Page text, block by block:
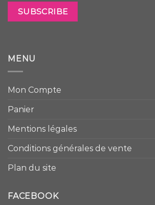
MENU
Mon Compte
Panier
Mentions légales
Conditions générales de vente
Plan du site
FACEBOOK